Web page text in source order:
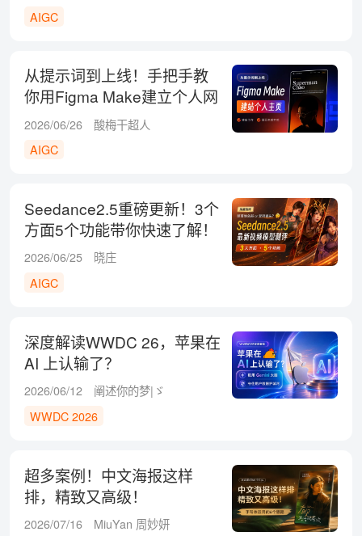
AIGC
从提示词到上线！手把手教
你用Figma Make建立个人网
站
2026/06/26
酸梅干超人
AIGC
Seedance2.5重磅更新！3个
方面5个功能带你快速了解！
2026/06/25
晓庄
AIGC
深度解读WWDC 26，苹果在
AI 上认输了？
2026/06/12
阐述你的梦|ゞ
WWDC 2026
超多案例！中文海报这样
排，精致又高级！
2026/07/16
MiuYan 周妙妍